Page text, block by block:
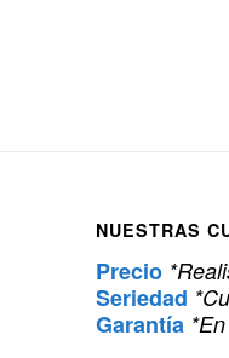
NUESTRAS
Precio
Seriedad
Garantía